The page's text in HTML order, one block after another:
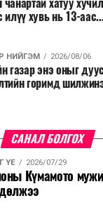
үүрэг
сайжирч,
болсон
хатуу
илүү хувь нь 13-
НИЙГЭМ 2026/08/06
газар энэ оныг
горимд
САНАЛ БОЛГОХ
ҮЕ 2026/07/29
Күмамото